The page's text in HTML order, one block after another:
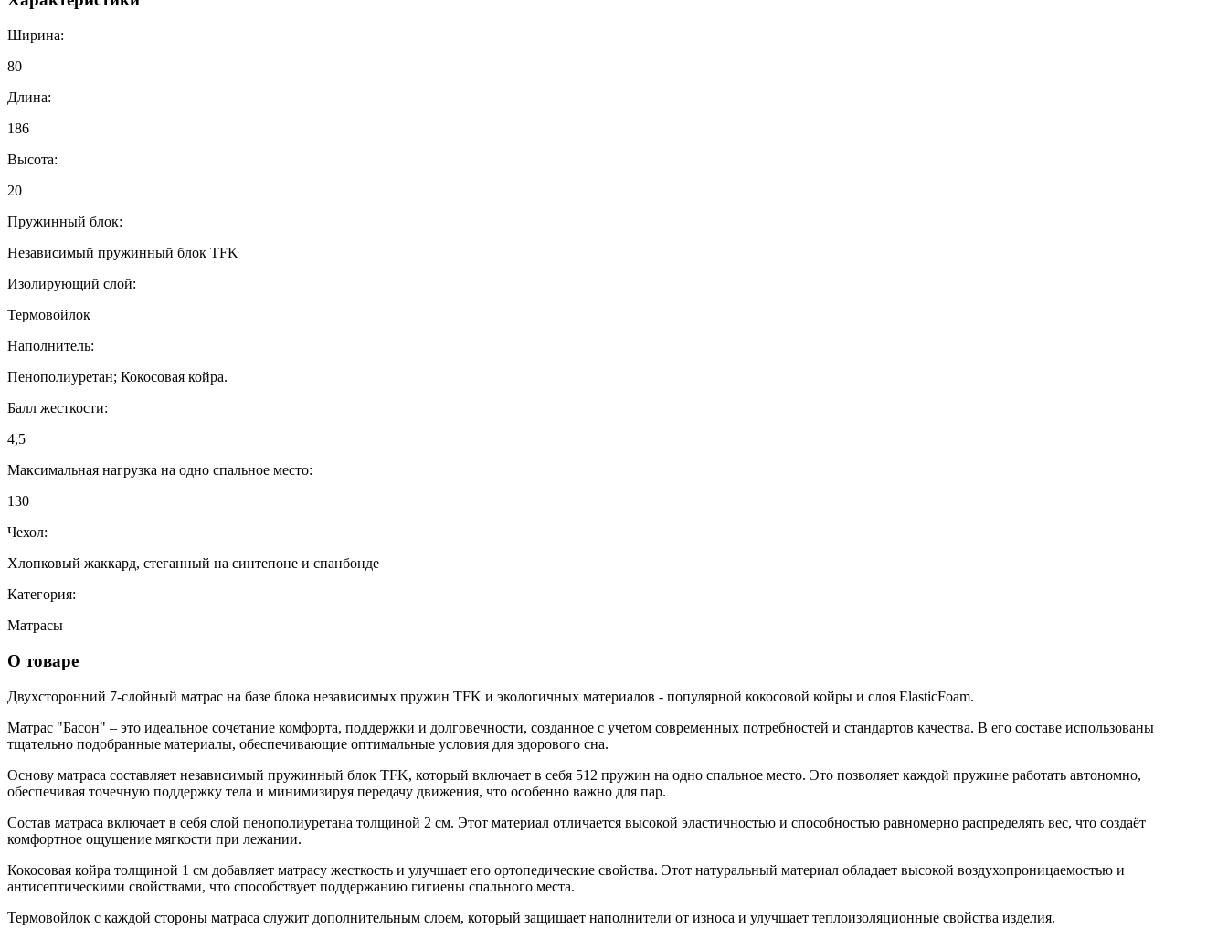
Ширина:
80
Длина:
186
Высота:
20
Пружинный блок:
Независимый пружинный блок TFK
Изолирующий слой:
Термовойлок
Наполнитель:
Пенополиуретан; Кокосовая койра.
Балл жесткости:
4,5
Максимальная нагрузка на одно спальное место:
130
Чехол:
Хлопковый жаккард, стеганный на синтепоне и спанбонде
Категория:
Матрасы
О товаре
Двухсторонний 7-слойный матрас на базе блока независимых пружин TFK и экологичных материалов - популярной кокосовой койры и слоя ElasticFoam.
Матрас "Басон" – это идеальное сочетание комфорта, поддержки и долговечности, созданное с учетом современных потребностей и стандартов качества. В его составе использованы
тщательно подобранные материалы, обеспечивающие оптимальные условия для здорового сна.
Основу матраса составляет независимый пружинный блок TFK, который включает в себя 512 пружин на одно спальное место. Это позволяет каждой пружине работать автономно,
обеспечивая точечную поддержку тела и минимизируя передачу движения, что особенно важно для пар.
Состав матраса включает в себя слой пенополиуретана толщиной 2 см. Этот материал отличается высокой эластичностью и способностью равномерно распределять вес, что создаёт
комфортное ощущение мягкости при лежании.
Кокосовая койра толщиной 1 см добавляет матрасу жесткость и улучшает его ортопедические свойства. Этот натуральный материал обладает высокой воздухопроницаемостью и
антисептическими свойствами, что способствует поддержанию гигиены спального места.
Термовойлок с каждой стороны матраса служит дополнительным слоем, который защищает наполнители от износа и улучшает теплоизоляционные свойства изделия.